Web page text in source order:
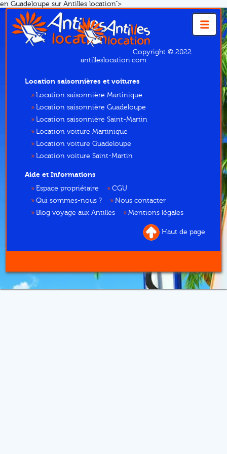
en Guadeloupe sur Antilles location">
Copyright © 2022
antilleslocation.com
Location saisonnières et voitures
Location saisonnière Martinique
Location saisonnière Guadeloupe
Location saisonnière Saint-Martin
Location voiture Martinique
Location voiture Guadeloupe
Location voiture Saint-Martin
Aide et Informations
Espace propriétaire
CGU
Qui sommes-nous ?
Nous contacter
Blog voyage aux Antilles
Mentions légales
Haut de page